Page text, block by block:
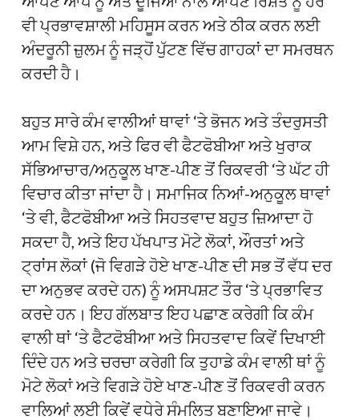
ਵੀ ਪ੍ਰਭਾਵਸ਼ਾਲੀ ਮਹਿਸੂਸ ਕਰਨ ਅਤੇ ਠੀਕ ਕਰਨ ਲਈ
ਅੰਦਰੂਨੀ ਜ਼ੁਲਮ ਨੂੰ ਜੜ੍ਹੋਂ ਪੁੱਟਣ ਵਿੱਚ ਗਾਹਕਾਂ ਦਾ ਸਮਰਥਨ
ਕਰਦੀ ਹੈ।
ਬਹੁਤ ਸਾਰੇ ਕੰਮ ਵਾਲੀਆਂ ਥਾਵਾਂ ‘ਤੇ ਭੋਜਨ ਅਤੇ ਤੰਦਰੁਸਤੀ
ਆਮ ਵਿਸ਼ੇ ਹਨ, ਅਤੇ ਫਿਰ ਵੀ ਫੈਟਫੋਬੀਆ ਅਤੇ ਖੁਰਾਕ
ਸੱਭਿਆਚਾਰ/ਅਨੁਕੂਲ ਖਾਣ-ਪੀਣ ਤੋਂ ਰਿਕਵਰੀ ‘ਤੇ ਘੱਟ ਹੀ
ਵਿਚਾਰ ਕੀਤਾ ਜਾਂਦਾ ਹੈ। ਸਮਾਜਿਕ ਨਿਆਂ-ਅਨੁਕੂਲ ਥਾਵਾਂ
‘ਤੇ ਵੀ, ਫੈਟਫੋਬੀਆ ਅਤੇ ਸਿਹਤਵਾਦ ਬਹੁਤ ਜ਼ਿਆਦਾ ਹੋ
ਸਕਦਾ ਹੈ, ਅਤੇ ਇਹ ਪੱਖਪਾਤ ਮੋਟੇ ਲੋਕਾਂ, ਔਰਤਾਂ ਅਤੇ
ਟ੍ਰਾਂਸ ਲੋਕਾਂ (ਜੋ ਵਿਗੜੇ ਹੋਏ ਖਾਣ-ਪੀਣ ਦੀ ਸਭ ਤੋਂ ਵੱਧ ਦਰ
ਦਾ ਅਨੁਭਵ ਕਰਦੇ ਹਨ) ਨੂੰ ਅਸਪਸ਼ਟ ਤੌਰ ‘ਤੇ ਪ੍ਰਭਾਵਿਤ
ਕਰਦੇ ਹਨ। ਇਹ ਗੱਲਬਾਤ ਇਹ ਪਛਾਣ ਕਰੇਗੀ ਕਿ ਕੰਮ
ਵਾਲੀ ਥਾਂ ‘ਤੇ ਫੈਟਫੋਬੀਆ ਅਤੇ ਸਿਹਤਵਾਦ ਕਿਵੇਂ ਦਿਖਾਈ
ਦਿੰਦੇ ਹਨ ਅਤੇ ਚਰਚਾ ਕਰੇਗੀ ਕਿ ਤੁਹਾਡੇ ਕੰਮ ਵਾਲੀ ਥਾਂ ਨੂੰ
ਮੋਟੇ ਲੋਕਾਂ ਅਤੇ ਵਿਗੜੇ ਹੋਏ ਖਾਣ-ਪੀਣ ਤੋਂ ਰਿਕਵਰੀ ਕਰਨ
ਵਾਲਿਆਂ ਲਈ ਕਿਵੇਂ ਵਧੇਰੇ ਸੰਮਲਿਤ ਬਣਾਇਆ ਜਾਵੇ।